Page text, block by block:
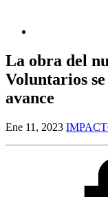
La obra del
Voluntarios
avance
Ene 11, 2023